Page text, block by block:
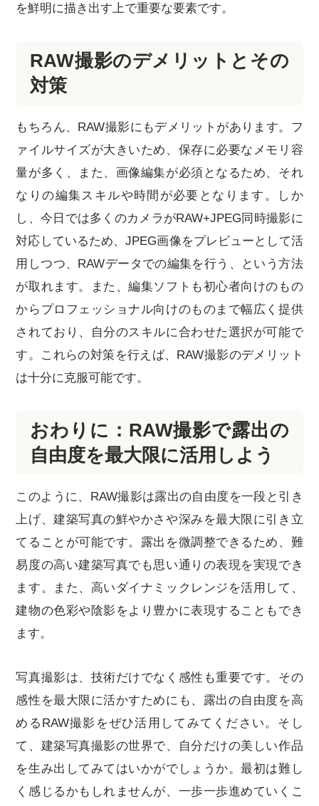
を鮮明に描き出す上で重要な要素です。
RAW撮影のデメリットとその
対策
もちろん、RAW撮影にもデメリットがあります。フ
ァイルサイズが大きいため、保存に必要なメモリ容
量が多く、また、画像編集が必須となるため、それ
なりの編集スキルや時間が必要となります。しか
し、今日では多くのカメラがRAW+JPEG同時撮影に
対応しているため、JPEG画像をプレビューとして活
用しつつ、RAWデータでの編集を行う、という方法
が取れます。また、編集ソフトも初心者向けのもの
からプロフェッショナル向けのものまで幅広く提供
されており、自分のスキルに合わせた選択が可能で
す。これらの対策を行えば、RAW撮影のデメリット
は十分に克服可能です。
おわりに：RAW撮影で露出の
自由度を最大限に活用しよう
このように、RAW撮影は露出の自由度を一段と引き
上げ、建築写真の鮮やかさや深みを最大限に引き立
てることが可能です。露出を微調整できるため、難
易度の高い建築写真でも思い通りの表現を実現でき
ます。また、高いダイナミックレンジを活用して、
建物の色彩や陰影をより豊かに表現することもでき
ます。
写真撮影は、技術だけでなく感性も重要です。その
感性を最大限に活かすためにも、露出の自由度を高
めるRAW撮影をぜひ活用してみてください。そし
て、建築写真撮影の世界で、自分だけの美しい作品
を生み出してみてはいかがでしょうか。最初は難し
く感じるかもしれませんが、一歩一歩進めていくこ